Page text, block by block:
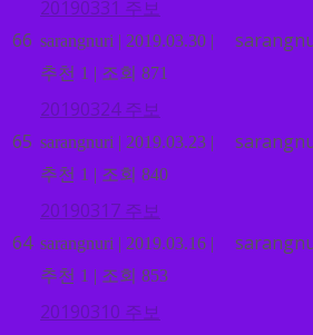
66
20190331 주보
sarangnuri | 2019.03.30 |
추천 1 | 조회 871
65
20190324 주보
sarangnuri | 2019.03.23 |
추천 1 | 조회 840
64
20190317 주보
sarangnuri | 2019.03.16 |
추천 1 | 조회 853
20190310 주보